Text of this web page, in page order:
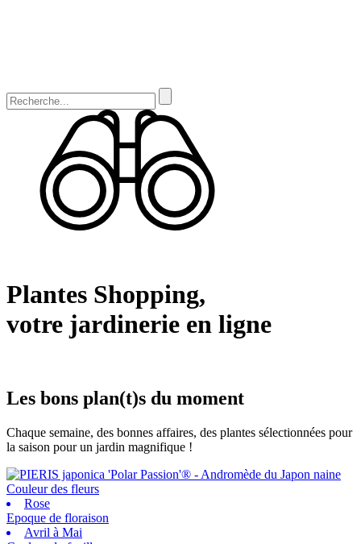
Plantes Shopping,
votre jardinerie en ligne
Les bons plan(t)s du moment
Chaque semaine, des bonnes affaires, des plantes sélectionnées pour
la saison pour un jardin magnifique !
Couleur des fleurs
Rose
Epoque de floraison
Avril à Mai